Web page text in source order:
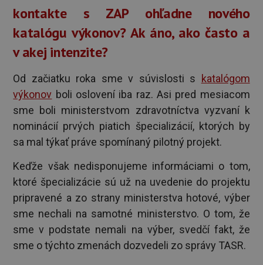
kontakte s ZAP ohľadne nového
katalógu výkonov? Ak áno, ako často a
v akej intenzite?
Od začiatku roka sme v súvislosti s katalógom
výkonov boli oslovení iba raz. Asi pred mesiacom
sme boli ministerstvom zdravotníctva vyzvaní k
nominácií prvých piatich špecializácií, ktorých by
sa mal týkať práve spomínaný pilotný projekt.
Keďže však nedisponujeme informáciami o tom,
ktoré špecializácie sú už na uvedenie do projektu
pripravené a zo strany ministerstva hotové, výber
sme nechali na samotné ministerstvo. O tom, že
sme v podstate nemali na výber, svedčí fakt, že
sme o týchto zmenách dozvedeli zo správy TASR.